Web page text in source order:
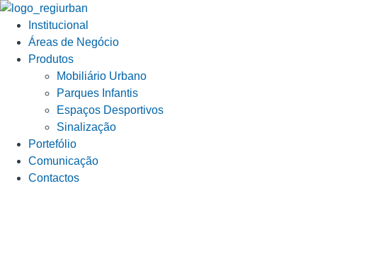
Institucional
Áreas de Negócio
Produtos
Mobiliário Urbano
Parques Infantis
Espaços Desportivos
Sinalização
Portefólio
Comunicação
Contactos